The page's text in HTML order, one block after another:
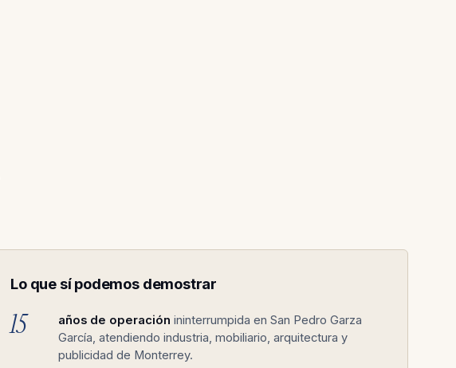
Lo que sí podemos demostrar
15 años de operación ininterrumpida en San Pedro Garza
García, atendiendo industria, mobiliario, arquitectura y
publicidad de Monterrey.